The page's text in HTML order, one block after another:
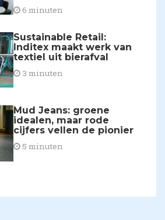
6 minuten
Sustainable Retail:
Inditex maakt werk van
textiel uit bierafval
3 minuten
Mud Jeans: groene
idealen, maar rode
cijfers vellen de pionier
5 minuten